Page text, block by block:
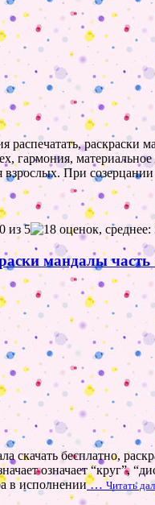
гармония,
При
мандалы
скачать бесплатно,
означает “круг”,
в исполнении…Читать